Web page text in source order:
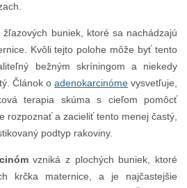
žľazových buniek, ktoré sa nachádzajú
Kvôli tejto polohe môže byť tento
bežným skríningom a niekedy
Článok o adenokarcinóme vysvetľuje,
terapia skúma s cieľom pomôcť
rozpoznať a zacieliť tento menej častý,
podtyp rakoviny.
vzniká z plochých buniek, ktoré
krčka maternice, a je najčastejšie